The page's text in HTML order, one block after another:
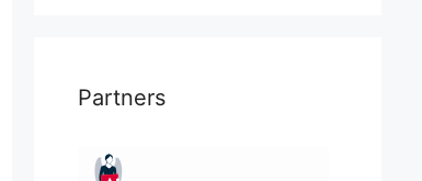
Partners